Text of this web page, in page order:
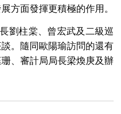
方面發揮更積極的作用。
劉柱棠、曾宏武及二級巡
。隨同歐陽瑜訪問的還有
、審計局局長梁煥庚及辦